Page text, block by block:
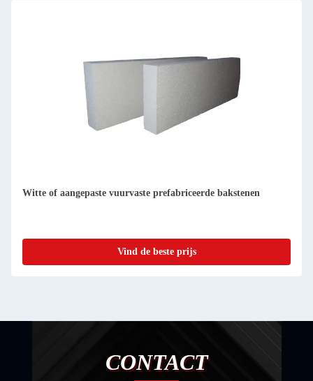
Glassmeltovens met voorgevormde vuurvaste baksteen 1650C
Vind de beste prijs
CONTACT